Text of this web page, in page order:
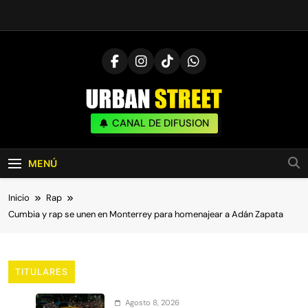
UrbanStreet
| Noticias De Freestyle, Batallas Y Cultura
Urbana
CANAL DE DIFUSION
MENÚ
Inicio
Rap
Cumbia y rap se unen en Monterrey para homenajear a Adán Zapata
TITULARES
Agosto 8, 2026